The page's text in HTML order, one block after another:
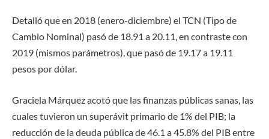
Detalló que en 2018 (enero-diciembre) el TCN (Tipo de
Cambio Nominal) pasó de 18.91 a 20.11, en contraste con
2019 (mismos parámetros), que pasó de 19.17 a 19.11
pesos por dólar.
Graciela Márquez acotó que las finanzas públicas sanas, las
cuales tuvieron un superávit primario de 1% del PIB; la
reducción de la deuda pública de 46.1 a 45.8% del PIB entre